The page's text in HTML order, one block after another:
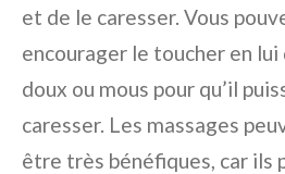
et de le caresser. Vous
encourager le toucher en
doux ou mous pour qu’il
caresser. Les massages
être très bénéfiques, car ils